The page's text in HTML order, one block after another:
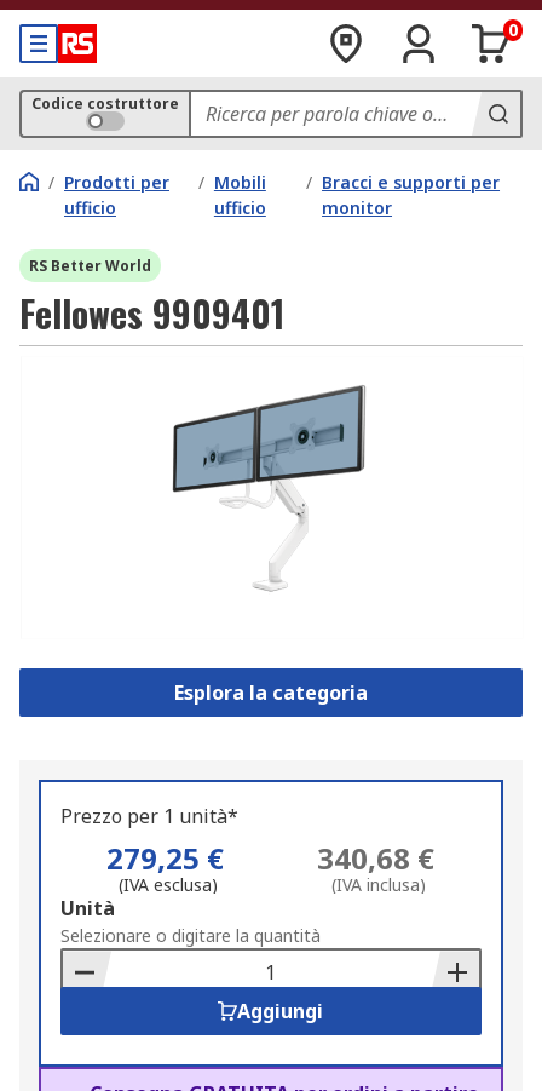
0
Codice costruttore
/ Prodotti per
ufficio
/ Mobili
ufficio
/ Bracci e supporti per
monitor
RS Better World
Fellowes 9909401
Esplora la categoria
Prezzo per 1 unità*
279,25 €
(IVA esclusa)
340,68 €
(IVA inclusa)
Add
to
Basket
Unità
Selezionare o digitare la quantità
Aggiungi